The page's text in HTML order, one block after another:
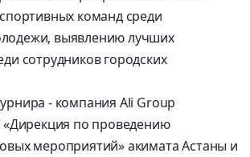
команд среди
выявлению лучших
сотрудников городских
- компания Ali Group
«Дирекция по проведению
мероприятий» акимата Астаны и